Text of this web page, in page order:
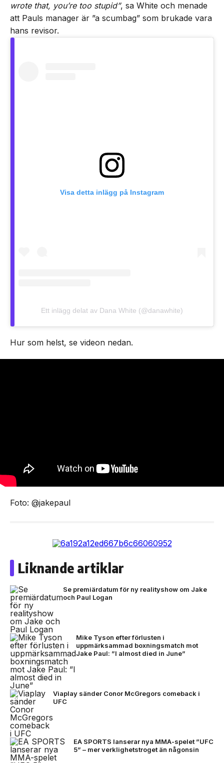
wrote that, you’re too stupid”, sa White och menade
att Pauls manager är ”a scumbag” som brukade vara
hans revisor.
Visa detta inlägg på Instagram
Ett inlägg delat av Dana White (@danawhite)
Hur som helst, se videon nedan.
Foto: @jakepaul
Liknande artiklar
Se premiärdatum för ny realityshow om Jake
och Paul Logan
Mike Tyson efter förlusten i
uppmärksammad boxningsmatch mot
Jake Paul: ”I almost died in June”
Viaplay sänder Conor McGregors comeback i
UFC
EA SPORTS lanserar nya MMA-spelet ”UFC
5” – mer verklighetstroget än någonsin